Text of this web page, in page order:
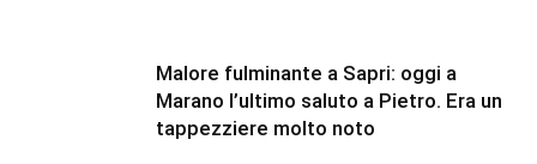
Malore fulminante a Sapri: oggi a
Marano l’ultimo saluto a Pietro. Era un
tappezziere molto noto